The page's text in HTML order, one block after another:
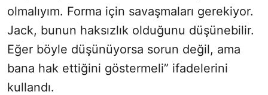
olmalıyım. Forma için savaşmaları gerekiyor.
Jack, bunun haksızlık olduğunu düşünebilir.
Eğer böyle düşünüyorsa sorun değil, ama
bana hak ettiğini göstermeli” ifadelerini
kullandı.